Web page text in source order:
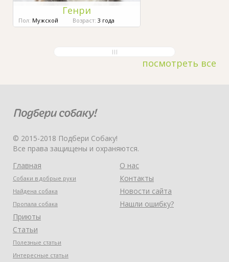
Генри
Пол: Мужской Возраст: 3 года
посмотреть все
© 2015-2018 Подбери Собаку!
Все права защищены и охраняются.
Главная
Собаки в добрые руки
Найдена собака
Пропала собака
Приюты
Статьи
Полезные статьи
Интересные статьи
О нас
Контакты
Новости сайта
Нашли ошибку?